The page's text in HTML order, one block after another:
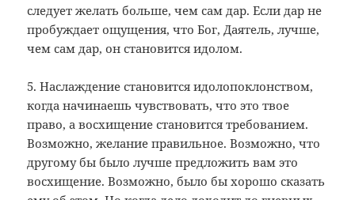
следует желать больше, чем сам дар. Если дар не
пробуждает ощущения, что Бог, Даятель, лучше,
чем сам дар, он становится идолом.
5. Наслаждение становится идолопоклонством,
когда начинаешь чувствовать, что это твое
право, а восхищение становится требованием.
Возможно, желание правильное. Возможно, что
другому бы было лучше предложить вам это
восхищение. Возможно, было бы хорошо сказать